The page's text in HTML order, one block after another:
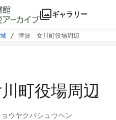
ギャラリー
津波 女川町役場周辺
町役場周辺
ウヤクバシュウヘン